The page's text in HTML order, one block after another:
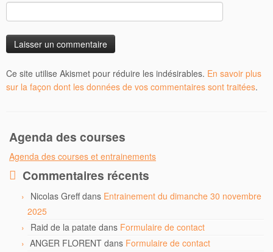
Ce site utilise Akismet pour réduire les indésirables. En savoir plus
sur la façon dont les données de vos commentaires sont traitées.
Agenda des courses
Agenda des courses et entrainements
Commentaires récents
Nicolas Greffdans Entrainement du dimanche 30 novembre
2025
Raid de la patate dans Formulaire de contact
ANGER FLORENT dans Formulaire de contact